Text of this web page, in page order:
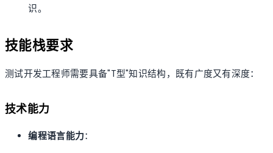
识。
技能栈要求
测试开发工程师需要具备"T型"知识结构，既有广度又有深度：
技术能力
编程语言能力：